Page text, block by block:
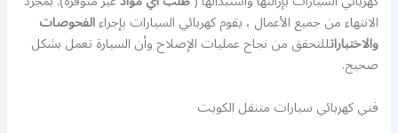
الانتهاء من جميع الأعمال ، يقوم كهربائي السيارات بإجراءالفحوصات
والاختباراتللتحقق من نجاح عمليات الإصلاح وأن السيارة تعمل بشكل
صحيح.
فني كهربائي سيارات متنقل الكويت